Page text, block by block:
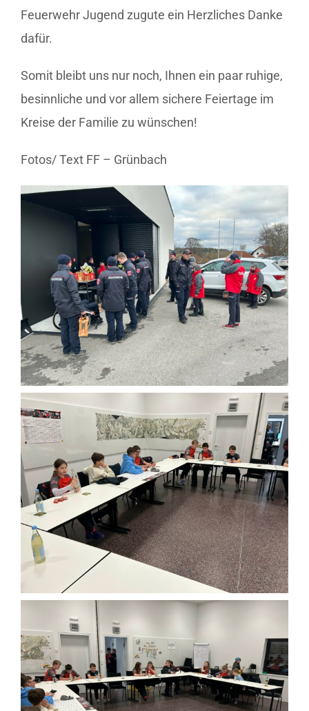
Feuerwehr Jugend zugute ein Herzliches Danke
dafür.
Somit bleibt uns nur noch, Ihnen ein paar ruhige,
besinnliche und vor allem sichere Feiertage im
Kreise der Familie zu wünschen!
Fotos/ Text FF – Grünbach